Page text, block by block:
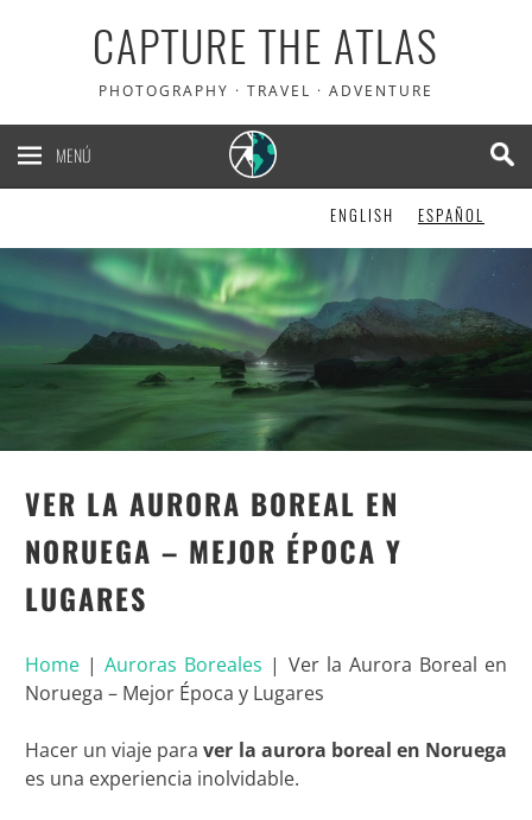
CAPTURE THE ATLAS
PHOTOGRAPHY · TRAVEL · ADVENTURE
MENÚ
ENGLISH ESPAÑOL
VER LA AURORA BOREAL EN
NORUEGA – MEJOR ÉPOCA Y
LUGARES
Home|Auroras Boreales | Ver la Aurora Boreal en
Noruega – Mejor Época y Lugares
Hacer un viaje paraver la aurora boreal en Noruega
es una experiencia inolvidable.